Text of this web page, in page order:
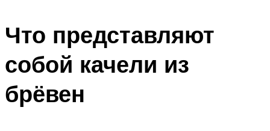
Что представляют
собой качели из
брёвен